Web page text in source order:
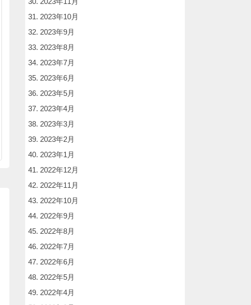
2023年10月
2023年9月
2023年8月
2023年7月
2023年6月
2023年5月
2023年4月
2023年3月
2023年2月
2023年1月
2022年12月
2022年11月
2022年10月
2022年9月
2022年8月
2022年7月
2022年6月
2022年5月
2022年4月